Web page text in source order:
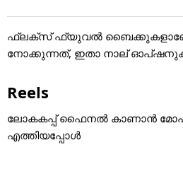
ഫ്ലക്സ് ഫ്യുവൽ
നോക്കുന്നത്, ഇതാ നാല്
Reels
ലോകകപ്പ് ഫൈനൽ കാണാൻ
എത്തിയപ്പോൾ